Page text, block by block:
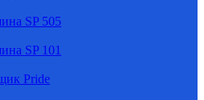
SP 505
SP 101
Pride